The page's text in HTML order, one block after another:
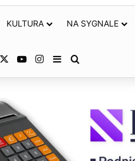
KULTURA NA SYGNALE
YouTubeInstagram
Sidebar